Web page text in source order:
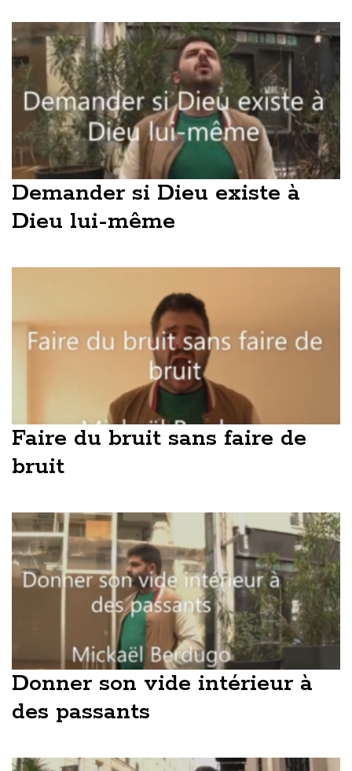
Demander si Dieu existe à
Dieu lui-même
Faire du bruit sans faire de
bruit
Donner son vide intérieur à
des passants